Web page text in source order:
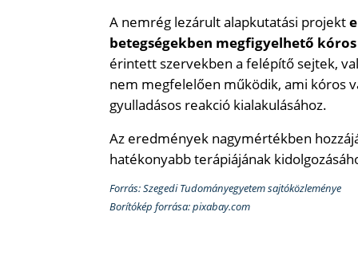
A nemrég lezárult alapkutatási projekt
betegségekben megfigyelhető
érintett szervekben a felépítő sejtek,
nem megfelelően működik, ami kóros
gyulladásos reakció kialakulásához.
Az eredmények nagymértékben
hatékonyabb terápiájának
Forrás: Szegedi Tudományegyetem sajtóközleménye
Borítókép forrása: pixabay.com